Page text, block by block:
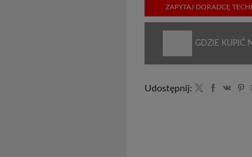
ZAPYTAJ DORADCĘ
GDZIE KUPIĆ
Udostępnij: